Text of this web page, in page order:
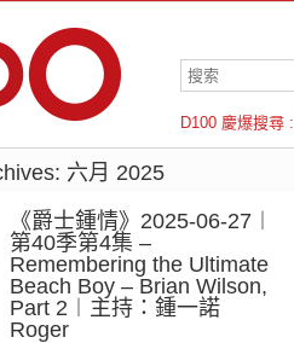
D100 慶爆搜尋 :
羅倫斯
六月 2025
《爵士鍾情》2025-06-27︱
第40季第4集 –
Remembering the Ultimate
Beach Boy – Brian Wilson,
Part 2︱主持：鍾一諾
Roger